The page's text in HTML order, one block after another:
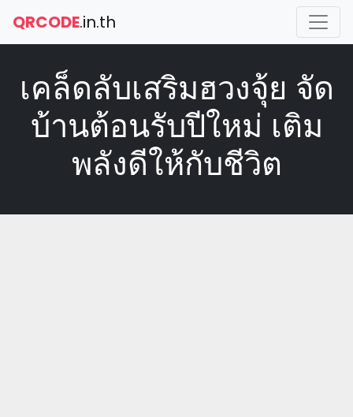
QRCODE.in.th
เคล็ดลับเสริมฮวงจุ้ย จัด
บ้านต้อนรับปีใหม่ เติม
พลังดีให้กับชีวิต